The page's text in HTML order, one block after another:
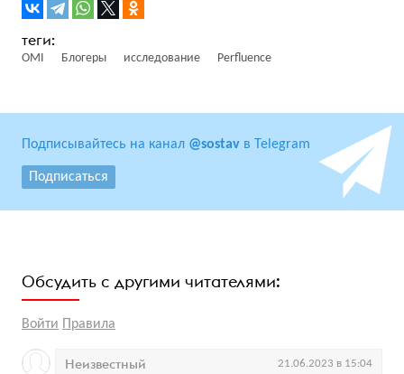
OMI Блогеры исследование Perfluence
Подписывайтесь на канал @sostav в Telegram
Подписаться
Обсудить с другими читателями:
Войти Правила
Неизвестный 21.06.2023 в 15:04